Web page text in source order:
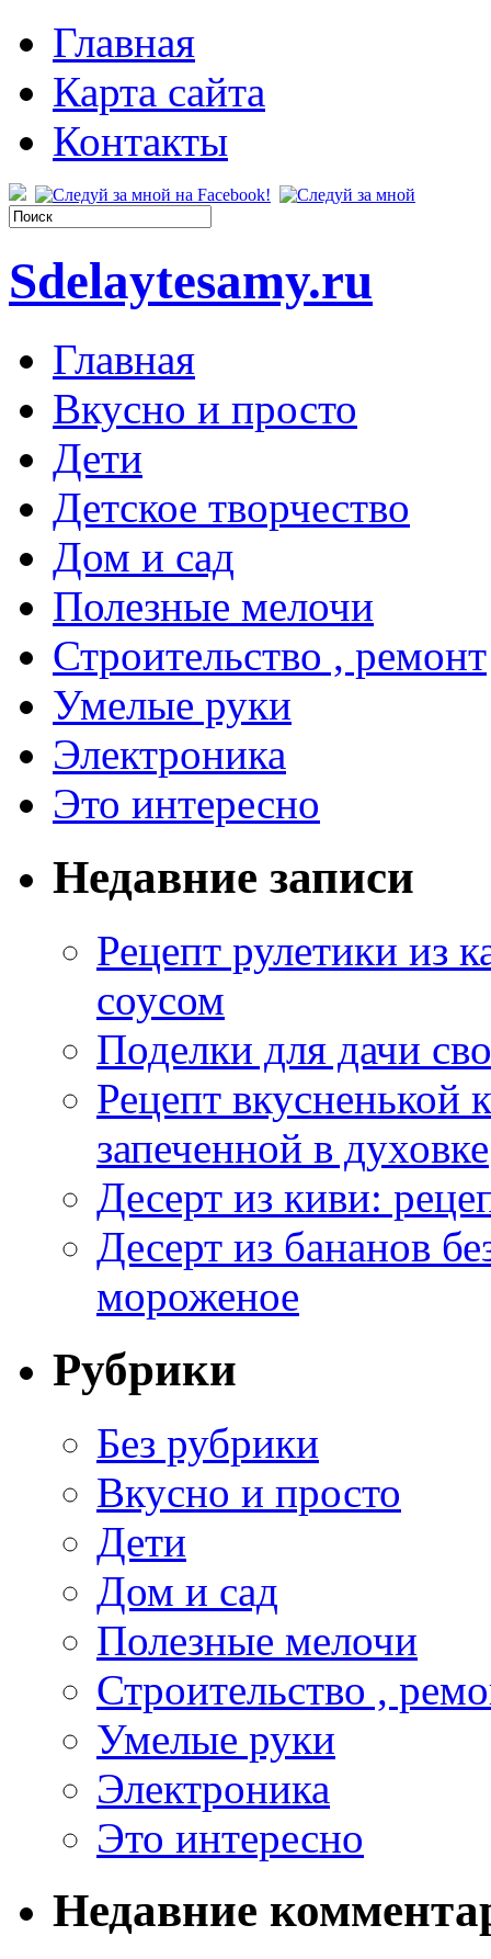
Главная
Карта сайта
Контакты
Sdelaytesamy.ru
Главная
Вкусно и просто
Дети
Детское творчество
Дом и сад
Полезные мелочи
Строительство , ремонт
Умелые руки
Электроника
Это интересно
Недавние записи
Рецепт рулетики из
соусом
Поделки для дачи
Рецепт
запеченной в духовке
Десерт из киви:
Десерт из бананов
мороженое
Рубрики
Без рубрики
Вкусно и просто
Дети
Дом и сад
Полезные мелочи
Строительство ,
Умелые руки
Электроника
Это интересно
Недавние